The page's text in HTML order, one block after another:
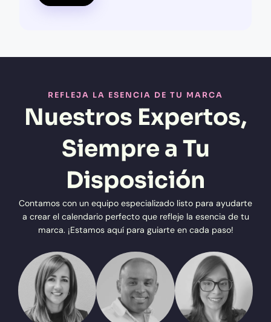
REFLEJA LA ESENCIA DE TU MARCA
Nuestros Expertos,
Siempre a Tu
Disposición
Contamos con un equipo especializado listo para ayudarte
a crear el calendario perfecto que refleje la esencia de tu
marca. ¡Estamos aquí para guiarte en cada paso!